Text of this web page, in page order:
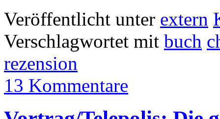
Veröffentlicht unter extern
Verschlagwortet mit buch
rezension
13 Kommentare